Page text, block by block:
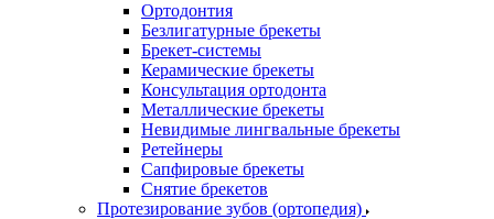
Ортодонтия
Безлигатурные брекеты
Брекет-системы
Керамические брекеты
Консультация ортодонта
Металлические брекеты
Невидимые лингвальные брекеты
Ретейнеры
Сапфировые брекеты
Снятие брекетов
Протезирование зубов (ортопедия)